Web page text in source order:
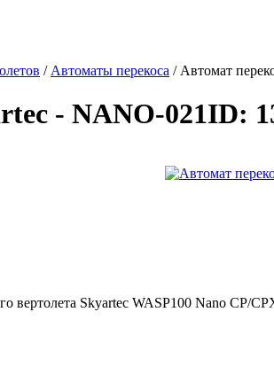
/ Автоматы перекоса / Автомат
- NANO-021ID:
вертолета Skyartec WASP100 Nano CP/